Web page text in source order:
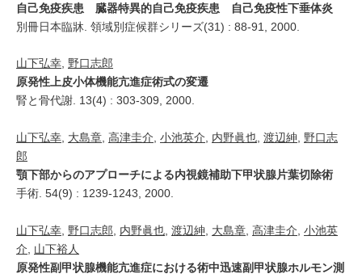
自己免疫疾患 臓器特異的自己免疫疾患 自己免疫性下垂体炎
別冊日本臨牀. 領域別症候群シリーズ(31) : 88-91, 2000.
山下弘幸, 野口志郎
原発性上皮小体機能亢進症術式の変遷
腎と骨代謝. 13(4) : 303-309, 2000.
山下弘幸 大島章 高津圭介 小池英介 内野眞也 渡辺紳
野口志
郎
顎下部からのアプローチによる内視鏡補助下甲状腺片葉切除術
手術. 54(9) : 1239-1243, 2000.
山下弘幸 野口志郎 内野眞也 渡辺紳 大島章 高津圭介 小池英
介
山下裕人
原発性副甲状腺機能亢進症における術中迅速副甲状腺ホルモン測